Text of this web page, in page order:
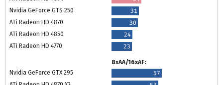
Nvidia GeForce GTS 250
31
ATi Radeon HD 4870
30
ATi Radeon HD 4850
24
ATi Radeon HD 4770
23
8xAA/16xAF:
Nvidia GeForce GTX 295
57